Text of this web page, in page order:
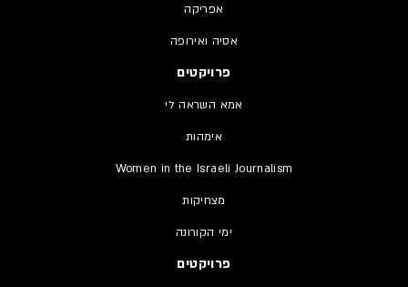
אפריקה
אסיה ואירופה
פרויקטים
אמא השראה לי
אימהות
Women in the Israeli Journalism
מצחיקות
ימי הקורונה
פרויקטים